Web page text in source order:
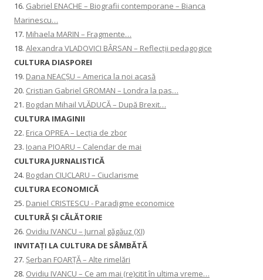
16. Gabriel ENACHE – Biografii contemporane – Bianca
Marinescu…
17. Mihaela MARIN – Fragmente…
18. Alexandra VLADOVICI BÂRSAN – Reflecții pedagogice
CULTURA DIASPOREI
19. Dana NEACȘU – America la noi acasă
20. Cristian Gabriel GROMAN – Londra la pas…
21. Bogdan Mihail VLĂDUCĂ – După Brexit…
CULTURA IMAGINII
22. Erica OPREA – Lecția de zbor
23. Ioana PIOARU – Calendar de mai
CULTURA JURNALISTICĂ
24. Bogdan CIUCLARU – Ciuclarisme
CULTURA ECONOMICĂ
25. Daniel CRISTESCU - Paradigme economice
CULTURĂ ȘI CĂLĂTORIE
26. Ovidiu IVANCU – Jurnal găgăuz (XI)
INVITAŢI LA CULTURA DE SÂMBĂTĂ
27. Șerban FOARȚĂ – Alte rimelări
28. Ovidiu IVANCU – Ce am mai (re)citit în ultima vreme…